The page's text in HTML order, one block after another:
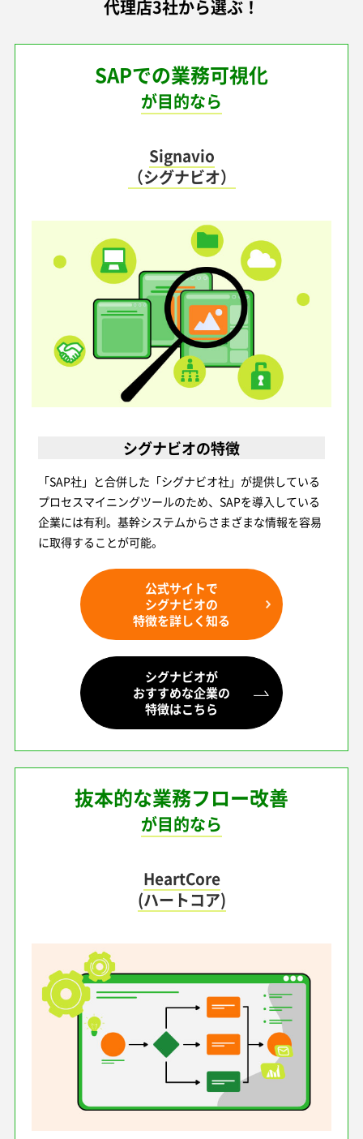
代理店3社から選ぶ！
抜本的な業務フロー改善
が目的なら
HeartCore
(ハートコア)
SAPでの業務可視化
が目的なら
Signavio
（シグナビオ）
シグナビオの特徴
「SAP社」と合併した「シグナビオ社」が提供している
プロセスマイニングツールのため、SAPを導入している
企業には有利。基幹システムからさまざまな情報を容易
に取得することが可能。
公式サイトで
シグナビオの
特徴を詳しく知る
シグナビオが
おすすめな企業の
特徴はこちら